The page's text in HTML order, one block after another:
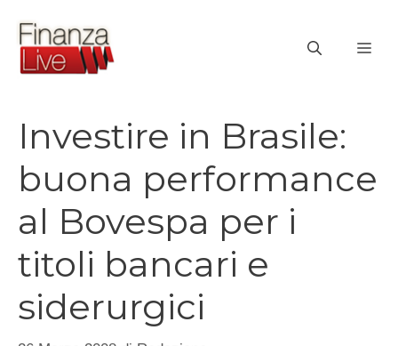
contenuto
Investire in Brasile:
buona performance
al Bovespa per i
titoli bancari e
siderurgici